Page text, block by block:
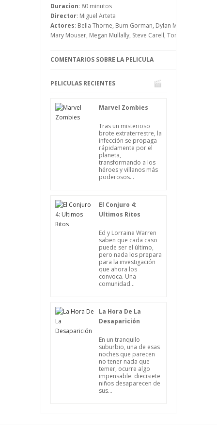
embargo, su madre lo saca de su error
antes de dormir, diciéndole que también
en Australia pasan cosas desagradables.
Duracion: 80 minutos
Director: Miguel Arteta
Actores: Bella Thorne, Burn Gorman, Dylan Minnette,
Mary Mouser, Megan Mullally, Steve Carell, Toni Trucks
COMENTARIOS SOBRE LA PELICULA
PELICULAS RECIENTES
Marvel Zombies
Tras un misterioso
brote extraterrestre, la
infección se propaga
rápidamente por el
planeta,
transformando a los
héroes y villanos más
poderosos...
El Conjuro 4:
Ultimos Ritos
Ed y Lorraine Warren
saben que cada caso
puede ser el último,
pero nada los prepara
para la investigación
que ahora los
convoca. Una
comunidad...
La Hora De La
Desaparición
En un tranquilo
suburbio, una de esas
noches que parecen
no tener nada que
temer, ocurre algo
impensable: diecisiete
niños desaparecen de
sus...